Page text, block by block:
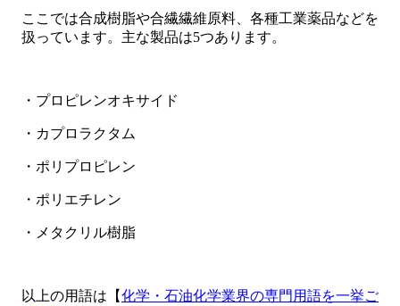
ここでは合成樹脂や合繊繊維原料、各種工業薬品などを
扱っています。主な製品は5つあります。
・プロピレンオキサイド
・カプロラクタム
・ポリプロピレン
・ポリエチレン
・メタクリル樹脂
以上の用語は【化学・石油化学業界の専門用語を一挙ご